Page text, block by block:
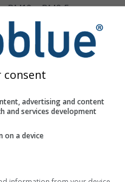
и PM2.5 и свих
су на трећем панелу.
може:
бронхитис
consent
advertising and content
and services development
on a device